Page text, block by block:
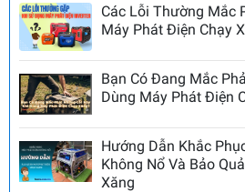
Các Lỗi Thường Mắc
Máy Phát Điện Chạy
Bạn Có Đang Mắc
Dùng Máy Phát Điện
Hướng Dẫn Khắc
Không Nổ Và Bảo
Xăng